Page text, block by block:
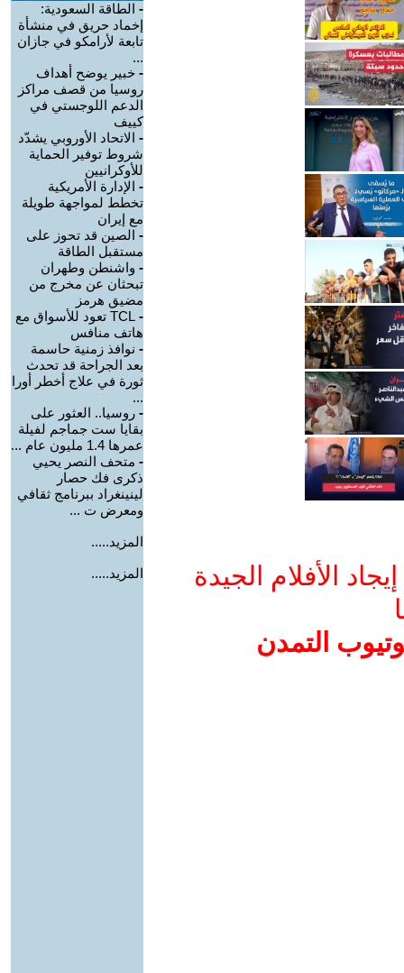
الأفلام الجيدة
التمدن
- الطاقة السعودية:
إخماد حريق في منشأة
تابعة لأرامكو في جازان
...
- خبير يوضح أهداف
روسيا من قصف مراكز
الدعم اللوجستي في
كييف
- الاتحاد الأوروبي يشدّد
شروط توفير الحماية
للأوكرانيين
- الإدارة الأمريكية
تخطط لمواجهة طويلة
مع إيران
- الصين قد تحوز على
مستقبل الطاقة
- واشنطن وطهران
تبحثان عن مخرج من
مضيق هرمز
-
TCL تعود للأسواق مع
هاتف منافس
- نوافذ زمنية حاسمة
بعد الجراحة قد تحدث
ثورة في علاج أخطر أورا
...
- روسيا.. العثور على
بقايا ست جماجم لفيلة
عمرها 1.4 مليون عام ...
- متحف النصر يحيي
ذكرى فك حصار
لينينغراد ببرنامج ثقافي
ومعرض ت ...
المزيد.....
المزيد.....